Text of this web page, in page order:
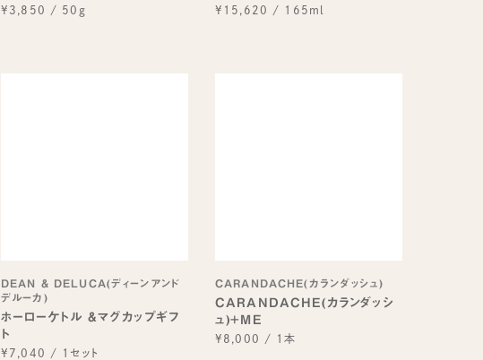
¥3,850 / 50g ¥15,620 / 165ml
DEAN & DELUCA(ディーンアンド
デルーカ)
ホーローケトル &マグカップギフ
ト
¥7,040 / 1セット
CARANDACHE(カランダッシュ)
CARANDACHE(カランダッシ
ュ)+ME
¥8,000 / 1本